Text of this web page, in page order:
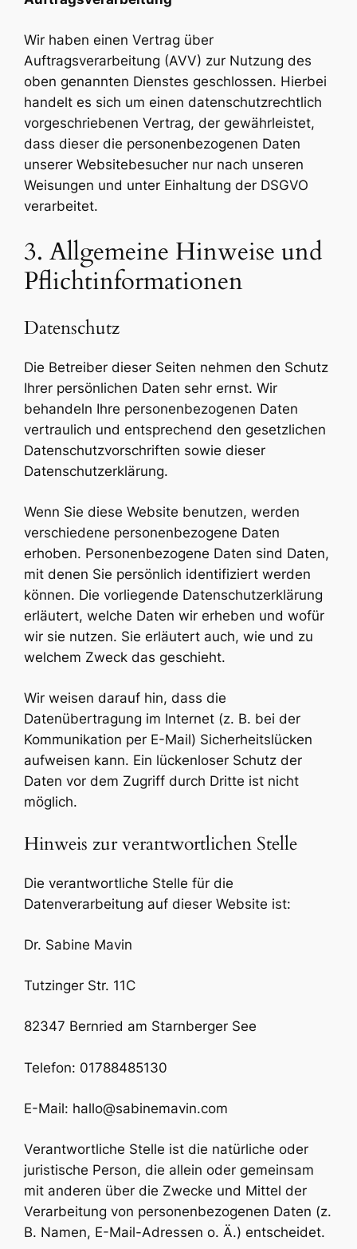
Wir haben einen Vertrag über
Auftragsverarbeitung (AVV) zur Nutzung des
oben genannten Dienstes geschlossen. Hierbei
handelt es sich um einen datenschutzrechtlich
vorgeschriebenen Vertrag, der gewährleistet,
dass dieser die personenbezogenen Daten
unserer Websitebesucher nur nach unseren
Weisungen und unter Einhaltung der DSGVO
verarbeitet.
3. Allgemeine Hinweise und
Pflichtinformationen
Datenschutz
Die Betreiber dieser Seiten nehmen den Schutz
Ihrer persönlichen Daten sehr ernst. Wir
behandeln Ihre personenbezogenen Daten
vertraulich und entsprechend den gesetzlichen
Datenschutzvorschriften sowie dieser
Datenschutzerklärung.
Wenn Sie diese Website benutzen, werden
verschiedene personenbezogene Daten
erhoben. Personenbezogene Daten sind Daten,
mit denen Sie persönlich identifiziert werden
können. Die vorliegende Datenschutzerklärung
erläutert, welche Daten wir erheben und wofür
wir sie nutzen. Sie erläutert auch, wie und zu
welchem Zweck das geschieht.
Wir weisen darauf hin, dass die
Datenübertragung im Internet (z. B. bei der
Kommunikation per E-Mail) Sicherheitslücken
aufweisen kann. Ein lückenloser Schutz der
Daten vor dem Zugriff durch Dritte ist nicht
möglich.
Hinweis zur verantwortlichen Stelle
Die verantwortliche Stelle für die
Datenverarbeitung auf dieser Website ist:
Dr. Sabine Mavin
Tutzinger Str. 11C
82347 Bernried am Starnberger See
Telefon: 01788485130
E-Mail: hallo@sabinemavin.com
Verantwortliche Stelle ist die natürliche oder
juristische Person, die allein oder gemeinsam
mit anderen über die Zwecke und Mittel der
Verarbeitung von personenbezogenen Daten (z.
B. Namen, E-Mail-Adressen o. Ä.) entscheidet.